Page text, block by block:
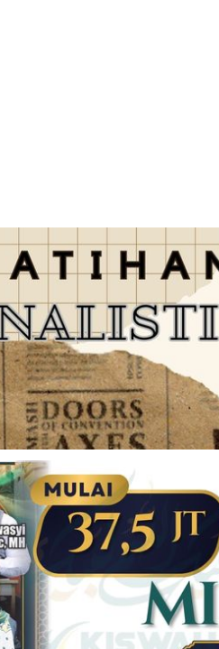
REDAKSI
DISCLAIMER
FORM PENGADUAN
PEDOMAN